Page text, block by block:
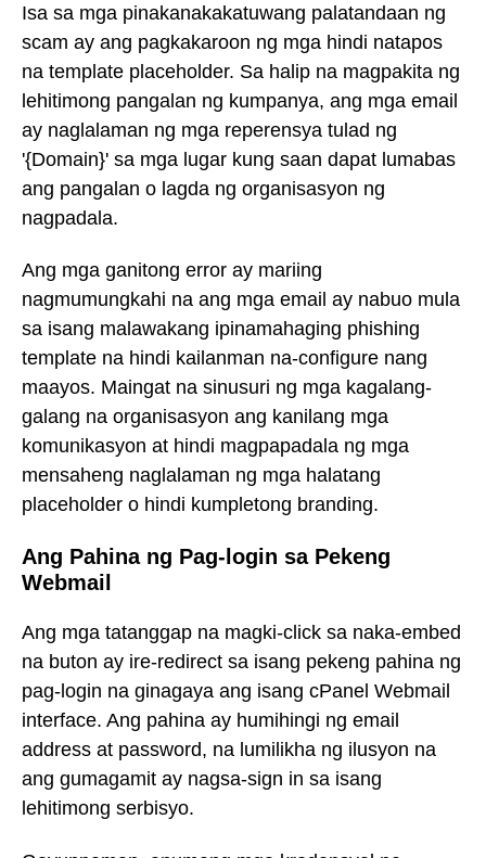
Isa sa mga pinakanakakatuwang palatandaan ng
scam ay ang pagkakaroon ng mga hindi natapos
na template placeholder. Sa halip na magpakita ng
lehitimong pangalan ng kumpanya, ang mga email
ay naglalaman ng mga reperensya tulad ng
'{Domain}' sa mga lugar kung saan dapat lumabas
ang pangalan o lagda ng organisasyon ng
nagpadala.
Ang mga ganitong error ay mariing
nagmumungkahi na ang mga email ay nabuo mula
sa isang malawakang ipinamahaging phishing
template na hindi kailanman na-configure nang
maayos. Maingat na sinusuri ng mga kagalang-
galang na organisasyon ang kanilang mga
komunikasyon at hindi magpapadala ng mga
mensaheng naglalaman ng mga halatang
placeholder o hindi kumpletong branding.
Ang Pahina ng Pag-login sa Pekeng
Webmail
Ang mga tatanggap na magki-click sa naka-embed
na buton ay ire-redirect sa isang pekeng pahina ng
pag-login na ginagaya ang isang cPanel Webmail
interface. Ang pahina ay humihingi ng email
address at password, na lumilikha ng ilusyon na
ang gumagamit ay nagsa-sign in sa isang
lehitimong serbisyo.